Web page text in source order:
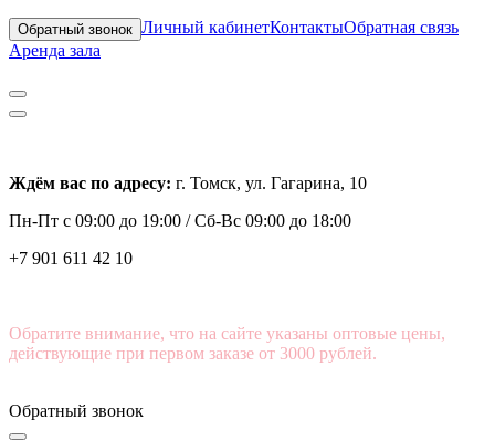
Обратный звонок Личный кабинетКонтактыОбратная связь
Аренда зала
Ждём вас по адресу: г. Томск, ул. Гагарина, 10
Пн-Пт с 09:00 до 19:00 /Сб-Вс 09:00 до 18:00
+7 901 611 42 10
Обратите внимание, что на сайте указаны оптовые цены,
действующие при первом заказе от 3000 рублей.
Обратный звонок